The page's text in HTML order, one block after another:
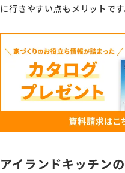
に行きやすい点もメリットです
アイランドキッチン